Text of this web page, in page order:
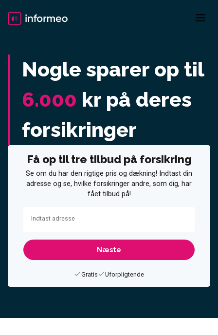
content
Nogle sparer op til
6.000 kr på deres
forsikringer
Få op til tre tilbud på forsikring
Se om du har den rigtige pris og dækning! Indtast din
adresse og se, hvilke forsikringer andre, som dig, har
fået tilbud på!
Indtast adresse
Gratis Uforpligtende